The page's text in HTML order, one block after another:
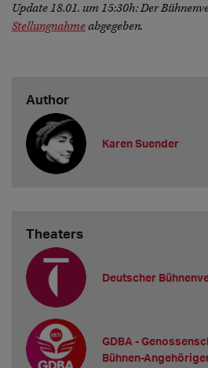
Update 18.01. um 15:30h: Der
Stellungnahmeabgegeben.
Author
Karen Suender
Theaters
Deutscher
GDBA -
Bühnen-